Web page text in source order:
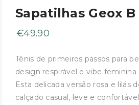
Sapatilhas Geox
€49.90
Tênis de primeiros passos para
design respirável e vibe
Esta delicada versão rosa e lilás
calçado casual, leve e